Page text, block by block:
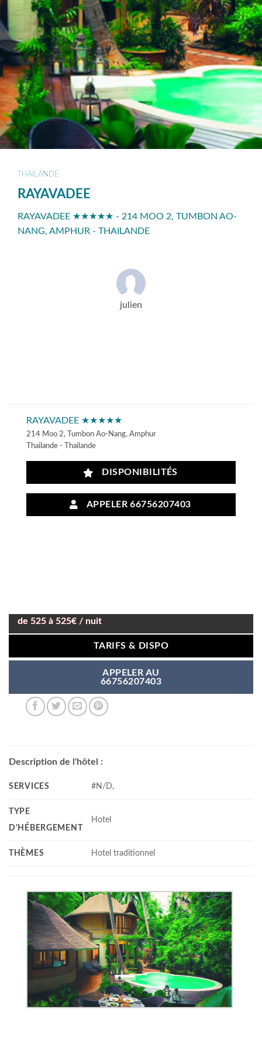
THAILANDE
RAYAVADEE
RAYAVADEE ★★★★★ - 214 MOO 2, TUMBON AO-
NANG, AMPHUR - THAILANDE
julien
RAYAVADEE ★★★★★
214 Moo 2, Tumbon Ao-Nang, Amphur
Thailande - Thailande
DISPONIBILITÉS
APPELER 66756207403
de 525 à 525€ / nuit
TARIFS & DISPO
APPELER AU
66756207403
Description de l'hôtel :
SERVICES #N/D,
TYPE
D'HÉBERGEMENT
Hotel
THÈMES Hotel traditionnel